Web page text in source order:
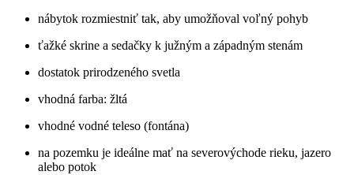
nábytok rozmiestniť tak, aby umožňoval voľný pohyb
ťažké skrine a sedačky k južným a západným stenám
dostatok prirodzeného svetla
vhodná farba: žltá
vhodné vodné teleso (fontána)
na pozemku je ideálne mať na severovýchode rieku, jazero
alebo potok